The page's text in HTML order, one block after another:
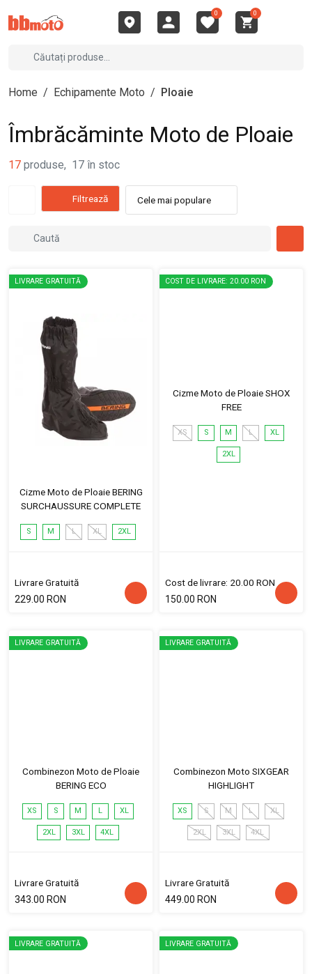
0 0
Home / Echipamente Moto / Ploaie
Îmbrăcăminte Moto de Ploaie
17 produse, 17 în stoc
Filtrează Cele mai populare
LIVRARE GRATUITĂ
Cizme Moto de Ploaie BERING
SURCHAUSSURE COMPLETE
S M L XL 2XL
Livrare Gratuită
229.00 RON
COST DE LIVRARE: 20.00 RON
Cizme Moto de Ploaie SHOX
FREE
XS S M L XL
2XL
Cost de livrare: 20.00 RON
150.00 RON
LIVRARE GRATUITĂ
Combinezon Moto de Ploaie
BERING ECO
XS S M L XL
2XL 3XL 4XL
Livrare Gratuită
343.00 RON
LIVRARE GRATUITĂ
Combinezon Moto SIXGEAR
HIGHLIGHT
XS S M L XL
2XL 3XL 4XL
Livrare Gratuită
449.00 RON
LIVRARE GRATUITĂ LIVRARE GRATUITĂ